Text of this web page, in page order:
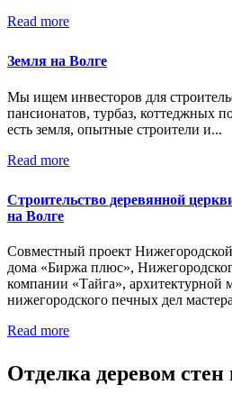
Read more
Земля на Волге
Мы ищем инвесторов для
пансионатов, турбаз, коттеджных
есть земля, опытные строители и...
Read more
Строительство деревянной
на Волге
Совместный проект
дома «Биржа плюс»,
компании «Тайга», архитектурной
нижегородского печных дел
Read more
Отделка деревом стен